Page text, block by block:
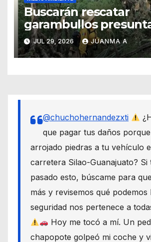
Buscarán rescatar
garambullos
talados por carrera
la capital
JUL 29, 2026 JUANMA A
@chuchohernandezxti
que pagar tus daños
arrojado piedras a tu vehículo
carretera Silao-Guanajuato? Si
pasado esto, búscame para
más y revisemos qué podemos
seguridad nos pertenece a
Hoy me tocó a mí. Un
chapopote golpeó mi coche y